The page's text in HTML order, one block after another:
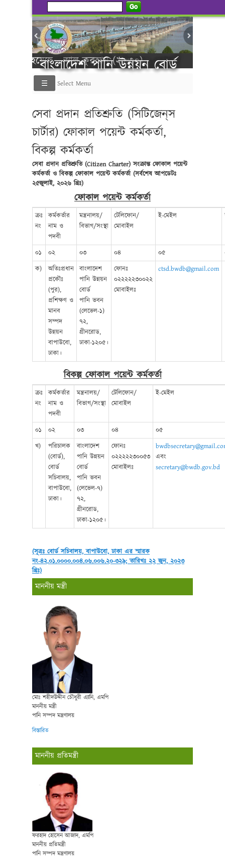
Go
বাংলাদেশ পানি উন্নয়ন বোর্ড
হয়েছে - আল কুরআন (২১:৩০)
Select Menu
----------গণ
সেবা প্রদান প্রতিশ্রুতি (সিটিজেন্‌স
চার্টার) ফোকাল পয়েন্ট কর্মকর্তা,
বিকল্প কর্মকর্তা
সেবা প্রদান প্রতিশ্রুতি (Citizen Charter) সংক্রান্ত ফোকাল পয়েন্ট
কর্মকর্তা ও বিকল্প ফোকাল পয়েন্ট কর্মকর্তা (সর্বশেষ আপডেটঃ
২৫জুলাই, ২০২৬ খ্রিঃ)
ফোকাল পয়েন্ট কর্মকর্তা
ক্রঃ
নং
কর্মকর্তার
নাম ও
পদবী
মন্ত্রনালয়/
বিভাগ/সংস্থা
টেলিফোন/
মোবাইল
ই-মেইল
০১ ০২ ০৩ ০৪ ০৫
ক)
অতিঃপ্রধান
প্রকৌঃ
(পুর),
প্রশিক্ষণ ও
মানব
সম্পদ
উন্নয়ন
বাপাউবো,
ঢাকা।
বাংলাদেশ
পানি উন্নয়ন
বোর্ড
পানি ভবন
(লেভেল-১)
৭২,
গ্রীনরোড,
ঢাকা-১২০৫।
ফোনঃ
০২২২২২৩০০২২
মোবাইলঃ
ctsd.bwdb@gmail.com
বিকল্প ফোকাল পয়েন্ট কর্মকর্তা
ক্রঃ
নং
কর্মকর্তার
নাম ও
পদবী
মন্ত্রনালয়/
বিভাগ/সংস্থা
টেলিফোন/
মোবাইল
ই-মেইল
০১ ০২ ০৩ ০৪
০৫
খ)
পরিচালক
(বোর্ড),
বোর্ড
সচিবালয়,
বাপাউবো,
ঢাকা।
বাংলাদেশ
পানি উন্নয়ন
বোর্ড
পানি ভবন
(লেভেল-৭)
৭২,
গ্রীনরোড,
ঢাকা-১২০৫।
ফোনঃ
০২২২২২৩০০৫৩
মোবাইলঃ
এবং
secretary@bwdb.gov.bd
(সূত্রঃ বোর্ড সচিবালয়, বাপাউবো, ঢাকা এর স্মারক
নং-৪২.০১.০০০০.০০৪.০৬.০০৬.২০-৩২৯; তারিখঃ ২২ জুন, ২০২৩
খ্রিঃ)
মাননীয় মন্ত্রী
মোঃ শহীদউদ্দীন চৌধুরী এ্যানি, এমপি
মাননীয় মন্ত্রী
পানি সম্পদ মন্ত্রণালয়
বিস্তারিত
মাননীয় প্রতিমন্ত্রী
ফরহাদ হোসেন আজাদ, এমপি
মাননীয় প্রতিমন্ত্রী
পানি সম্পদ মন্ত্রণালয়